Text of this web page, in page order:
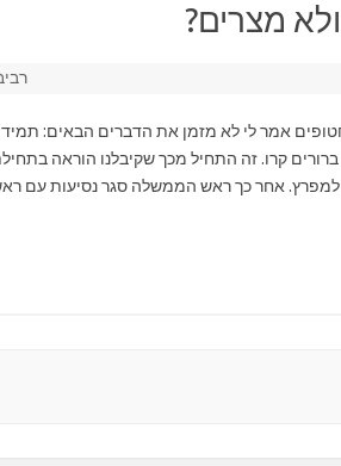
מצרים?
אמר לי לא מזמן את הדברים הבאים:
קרו. זה התחיל מכך שקיבלנו הוראה
אחר כך ראש הממשלה סגר נסיעות עם